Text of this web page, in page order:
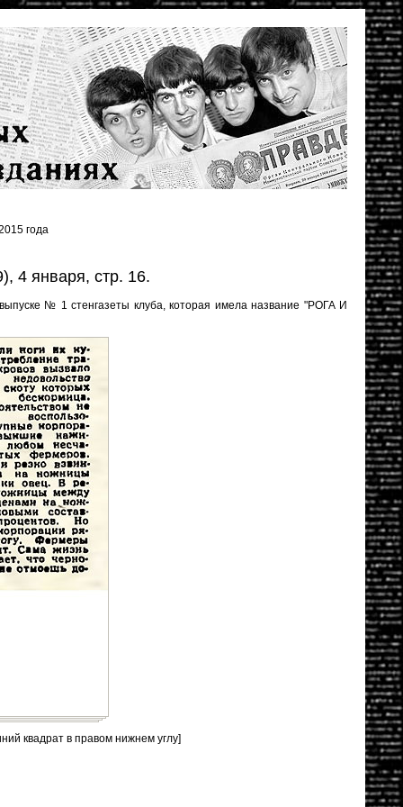
года
4 января, стр. 16.
№ 1 стенгазеты клуба, которая имела название "РОГА И
квадрат в правом нижнем углу]